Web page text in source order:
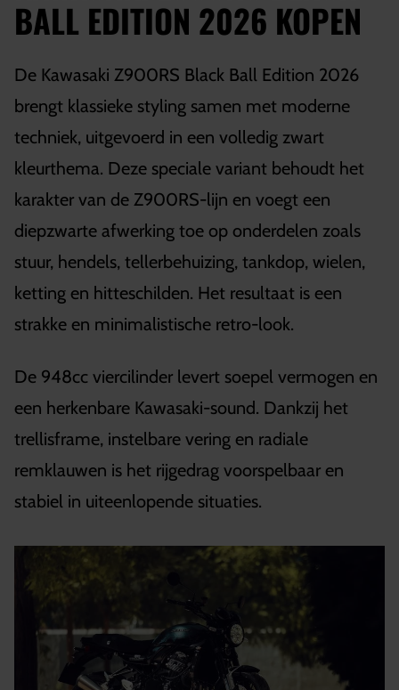
BALL EDITION 2026 KOPEN
De Kawasaki Z900RS Black Ball Edition 2026
brengt klassieke styling samen met moderne
techniek, uitgevoerd in een volledig zwart
kleurthema. Deze speciale variant behoudt het
karakter van de Z900RS-lijn en voegt een
diepzwarte afwerking toe op onderdelen zoals
stuur, hendels, tellerbehuizing, tankdop, wielen,
ketting en hitteschilden. Het resultaat is een
strakke en minimalistische retro-look.
De 948cc viercilinder levert soepel vermogen en
een herkenbare Kawasaki-sound. Dankzij het
trellisframe, instelbare vering en radiale
remklauwen is het rijgedrag voorspelbaar en
stabiel in uiteenlopende situaties.